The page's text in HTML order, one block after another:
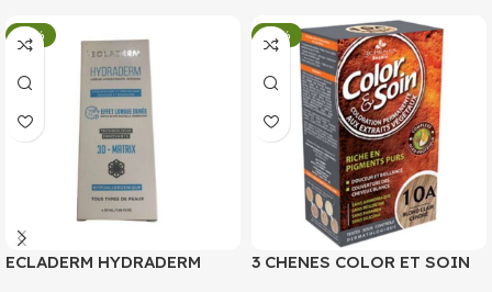
-34%
ECLADERM HYDRADERM
-34%
3 CHENES COLOR ET SOIN